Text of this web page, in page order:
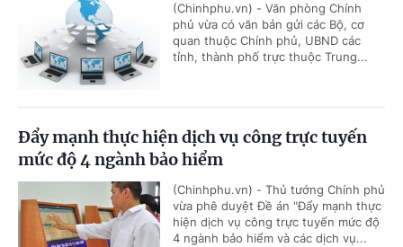
(Chinhphu.vn) - Văn phòng Chính
phủ vừa có văn bản gửi các Bộ, cơ
quan thuộc Chính phủ, UBND các
tỉnh, thành phố trực thuộc Trung...
Đẩy mạnh thực hiện dịch vụ công trực tuyến
mức độ 4 ngành bảo hiểm
(Chinhphu.vn) - Thủ tướng Chính phủ
vừa phê duyệt Đề án "Đẩy mạnh thực
hiện dịch vụ công trực tuyến mức độ
4 ngành bảo hiểm và các dịch vụ...